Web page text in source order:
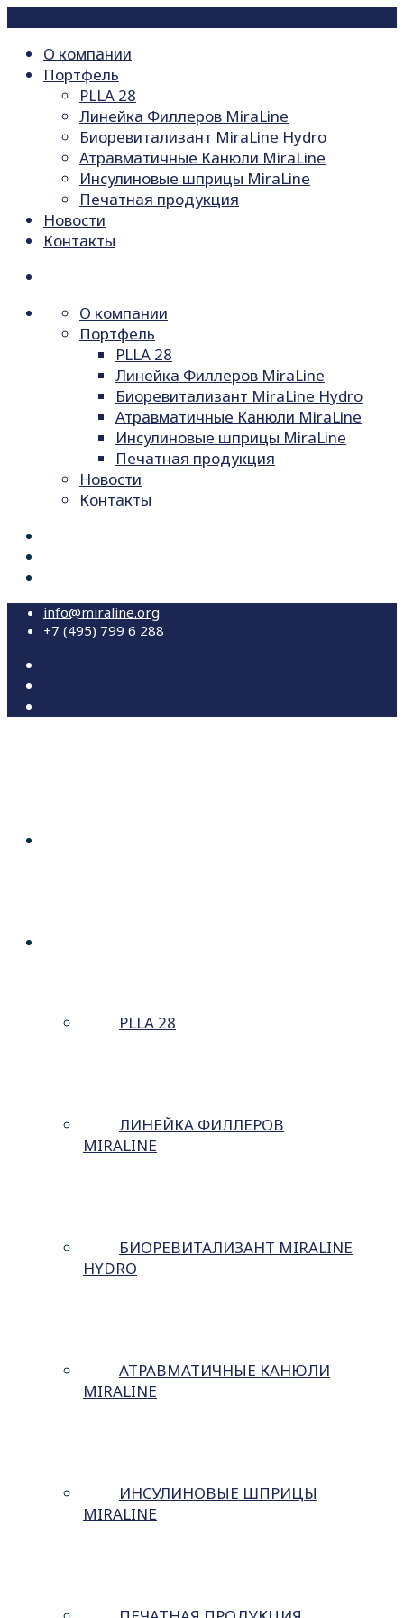
О компании
Портфель
PLLA 28
Линейка Филлеров MiraLine
Биоревитализант MiraLine Hydro
Атравматичные Канюли MiraLine
Инсулиновые шприцы MiraLine
Печатная продукция
Новости
Контакты
О компании
Портфель
PLLA 28
Линейка Филлеров MiraLine
Биоревитализант MiraLine Hydro
Атравматичные Канюли MiraLine
Инсулиновые шприцы MiraLine
Печатная продукция
Новости
Контакты
info@miraline.org
+7 (495) 799 6 288
PLLA 28
ЛИНЕЙКА ФИЛЛЕРОВ
MIRALINE
БИОРЕВИТАЛИЗАНТ MIRALINE
HYDRO
АТРАВМАТИЧНЫЕ КАНЮЛИ
MIRALINE
ИНСУЛИНОВЫЕ ШПРИЦЫ
MIRALINE